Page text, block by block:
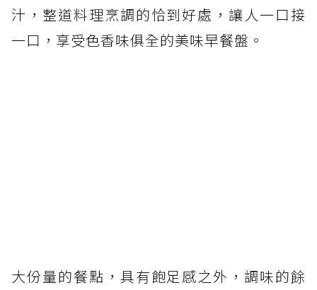
汁，整道料理烹調的恰到好處，讓人一口接
一口，享受色香味俱全的美味早餐盤。
大份量的餐點，具有飽足感之外，調味的餘